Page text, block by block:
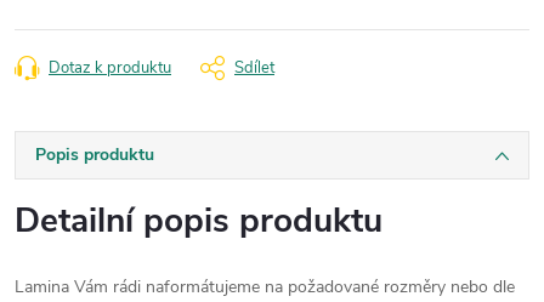
Dotaz k produktu Sdílet
Popis produktu
Detailní popis produktu
Lamina Vám rádi naformátujeme na požadované rozměry nebo dle